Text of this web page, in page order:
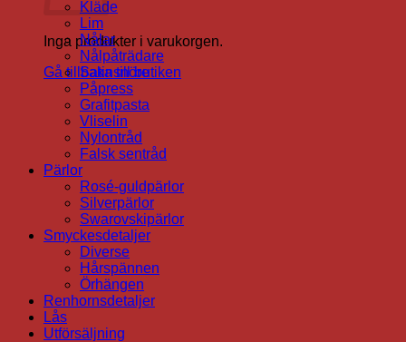
Inga produkter i varukorgen.
Gå tillbaka till butiken
Kläde
Lim
Nålar
Nålpåträdare
Satinsnöre
Påpress
Grafitpasta
Vliselin
Nylontråd
Falsk sentråd
Pärlor
Rosé-guldpärlor
Silverpärlor
Swarovskipärlor
Smyckesdetaljer
Diverse
Hårspännen
Örhängen
Renhornsdetaljer
Lås
Utförsäljning